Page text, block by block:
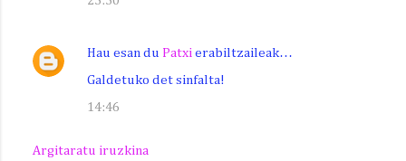
Hau esan du Patxi erabiltzaileak…
Galdetuko det sinfalta!
14:46
Argitaratu iruzkina